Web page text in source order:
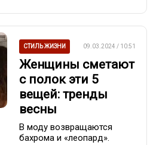
СТИЛЬ ЖИЗНИ 09.03.2024 / 10:51
Женщины сметают
с полок эти 5
вещей: тренды
весны
В моду возвращаются
бахрома и «леопард».